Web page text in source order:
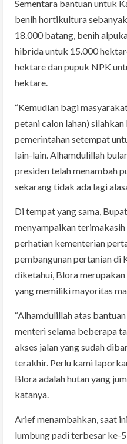
Sementara bantuan untuk
benih hortikultura
18.000 batang, benih
hibrida untuk 15.000
hektare dan pupuk NPK
hektare.
“Kemudian bagi
petani calon lahan)
pemerintahan setempat
lain-lain. Alhamdulillah
presiden telah menambah
sekarang tidak ada lagi
Di tempat yang sama,
menyampaikan
perhatian kementerian
pembangunan pertanian di
diketahui, Blora
yang memiliki mayoritas
“Alhamdulillah atas
menteri selama beberapa
akses jalan yang sudah
terakhir. Perlu kami
Blora adalah hutan yang
katanya.
Arief menambahkan, saat
lumbung padi terbesar ke-